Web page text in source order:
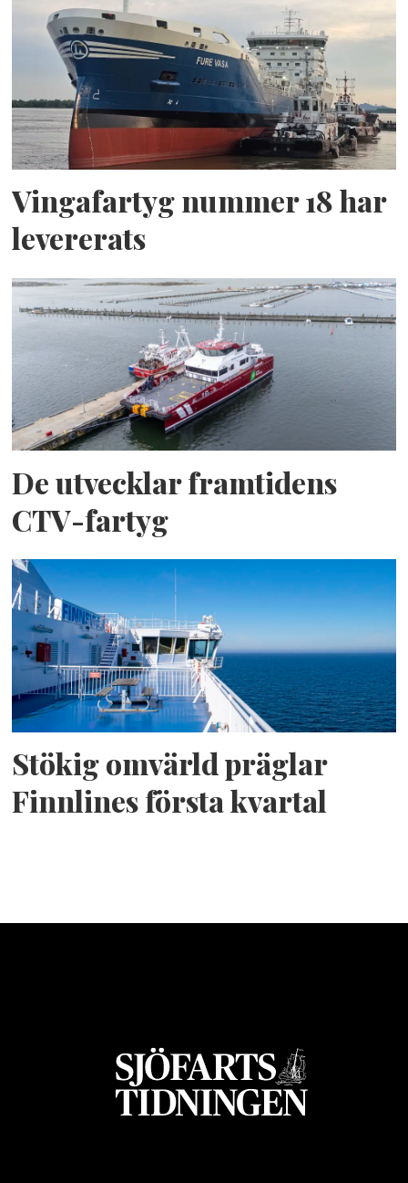
Vingafartyg nummer 18 har
levererats
De utvecklar framtidens
CTV-fartyg
Stökig omvärld präglar
Finnlines första kvartal